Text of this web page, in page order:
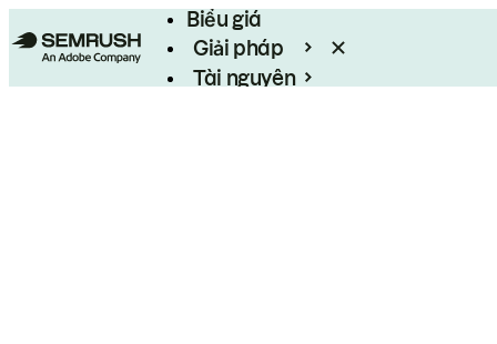
Biểu giá
Giải pháp
Tài nguyên